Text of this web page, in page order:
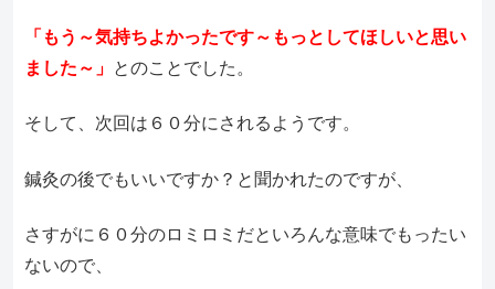
「もう～気持ちよかったです～もっとしてほしいと思い
ました～」 とのことでした。
そして、次回は６０分にされるようです。
鍼灸の後でもいいですか？と聞かれたのですが、
さすがに６０分のロミロミだといろんな意味でもったい
ないので、